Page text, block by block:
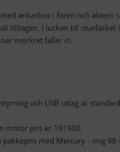
ankarbox i fören och aktern
tilltagen. I luckan till
mörkret faller in.
och USB uttag är standard
motor pris kr.101900
pakkepris med Mercury - ring 98